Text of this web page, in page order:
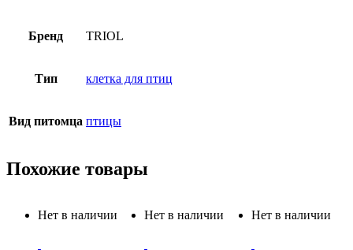
Бренд TRIOL
Тип клетка для птиц
Вид питомца птицы
Похожие товары
Нет в наличии Нет в наличии Нет в наличии